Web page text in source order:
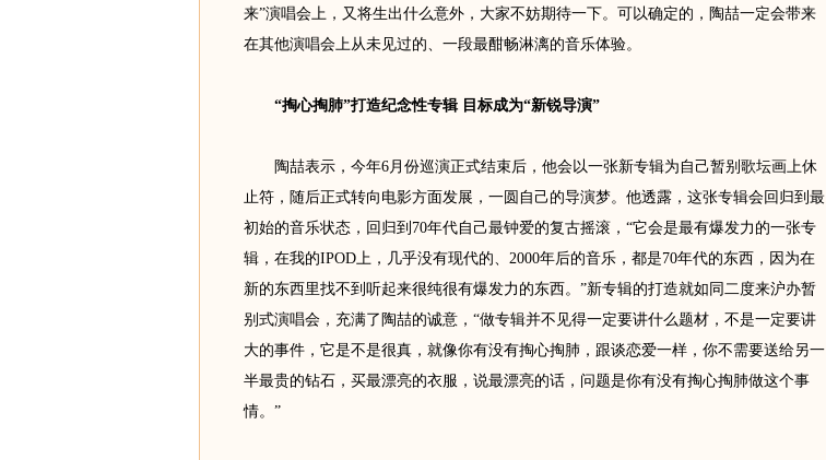
来”演唱会上，又将生出什么意外，大家不妨期待一下。可以确定的，陶喆一定会带来
在其他演唱会上从未见过的、一段最酣畅淋漓的音乐体验。
“掏心掏肺”打造纪念性专辑 目标成为“新锐导演”
陶喆表示，今年6月份巡演正式结束后，他会以一张新专辑为自己暂别歌坛画上休
止符，随后正式转向电影方面发展，一圆自己的导演梦。他透露，这张专辑会回归到最
初始的音乐状态，回归到70年代自己最钟爱的复古摇滚，“它会是最有爆发力的一张专
辑，在我的IPOD上，几乎没有现代的、2000年后的音乐，都是70年代的东西，因为在
新的东西里找不到听起来很纯很有爆发力的东西。”新专辑的打造就如同二度来沪办暂
别式演唱会，充满了陶喆的诚意，“做专辑并不见得一定要讲什么题材，不是一定要讲
大的事件，它是不是很真，就像你有没有掏心掏肺，跟谈恋爱一样，你不需要送给另一
半最贵的钻石，买最漂亮的衣服，说最漂亮的话，问题是你有没有掏心掏肺做这个事
情。”